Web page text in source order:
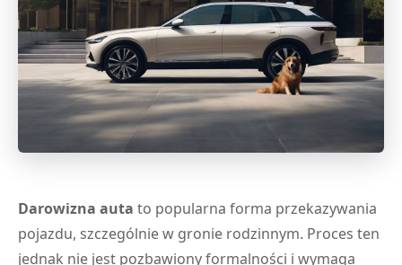
Darowizna auta to popularna forma przekazywania
pojazdu, szczególnie w gronie rodzinnym. Proces ten
jednak nie jest pozbawiony formalności i wymaga